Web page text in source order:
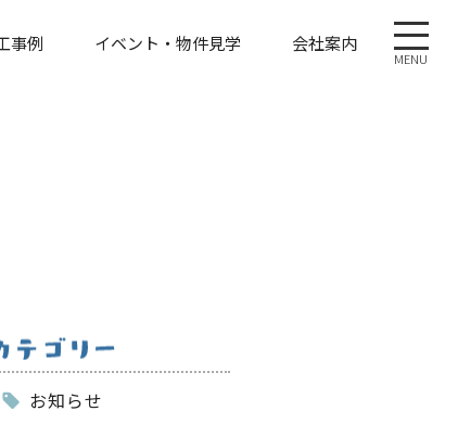
MENU
事例 イベント・物件見学 会社案内
お知らせ